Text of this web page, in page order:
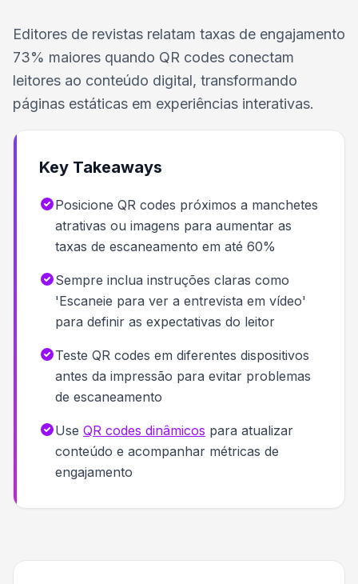
Editores de revistas relatam taxas de engajamento
73% maiores quando QR codes conectam
leitores ao conteúdo digital, transformando
páginas estáticas em experiências interativas.
Key Takeaways
Posicione QR codes próximos a manchetes
atrativas ou imagens para aumentar as
taxas de escaneamento em até 60%
Sempre inclua instruções claras como
'Escaneie para ver a entrevista em vídeo'
para definir as expectativas do leitor
Teste QR codes em diferentes dispositivos
antes da impressão para evitar problemas
de escaneamento
Use QR codes dinâmicos para atualizar
conteúdo e acompanhar métricas de
engajamento